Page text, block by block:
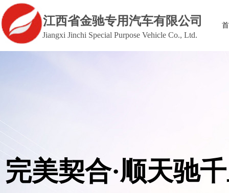
完美契合·顺天驰
江西省金驰专用汽车有限公司
Jiangxi Jinchi Special Purpose Vehicle Co., Ltd.